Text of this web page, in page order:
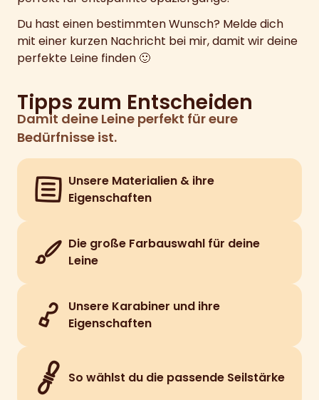
Du hast einen bestimmten Wunsch? Melde dich
mit einer kurzen Nachricht bei mir, damit wir deine
perfekte Leine finden 🙂
Tipps zum Entscheiden
Damit deine Leine perfekt für eure
Bedürfnisse ist.
Unsere Materialien & ihre
Eigenschaften
Die große Farbauswahl für deine
Leine
Unsere Karabiner und ihre
Eigenschaften
So wählst du die passende Seilstärke